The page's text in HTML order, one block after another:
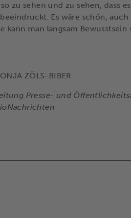
zu sehen und zu sehen, dass
Es wäre schön,
kann man langsam Bewusstsein
ZÖLS-BIBER
Presse- und